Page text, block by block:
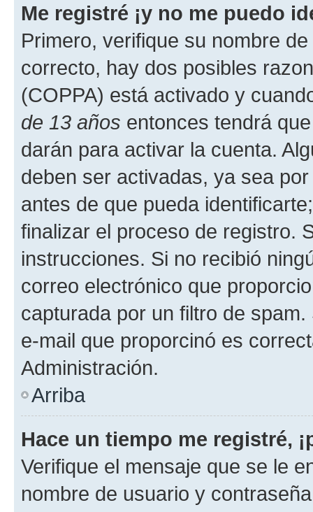
Me registré ¡y no me puedo
Primero, verifique su nombre
correcto, hay dos posibles
(COPPA) está activado y
de 13 años entonces tendrá
darán para activar la cuenta.
deben ser activadas, ya sea
antes de que pueda
finalizar el proceso de registro.
instrucciones. Si no recibió
correo electrónico que
capturada por un filtro de
e-mail que proporcinó es
Administración.
Arriba
Hace un tiempo me registré,
Verifique el mensaje que se le
nombre de usuario y